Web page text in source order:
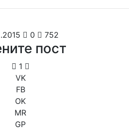
0 752
пост
1
VK
FB
OK
MR
GP